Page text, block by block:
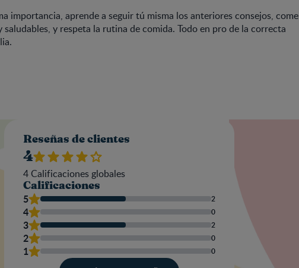
importancia, aprende a seguir tú misma los anteriores consejos, come
saludables, y respeta la rutina de comida. Todo en pro de la correcta
Reseñas de clientes
4
4Calificaciones globales
Calificaciones
5 2
4 0
3 2
2 0
1 0